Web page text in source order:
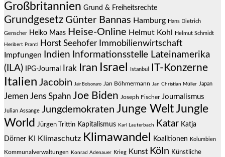
Großbritannien Grund & Freiheitsrechte
Grundgesetz Günter Bannas Hamburg Hans Dietrich
Genscher Heiko Maas Heise-Online Helmut Kohl Helmut Schmidt
Heribert Prantl Horst Seehofer Immobilienwirtschaft
Impfungen Indien Informationsstelle Lateinamerika
(ILA)
IPG-Journal Irak Iran Israel Istanbul IT-Konzerne
Italien Jacobin Jair Bolsonaro Jan Böhmermann Jan Christian Müller Japan
Jemen Jens Spahn Joe Biden Joseph Fischer Journalismus
Julian Assange Jungdemokraten Junge WeltJungle
World Jürgen Trittin Kapitalismus Karl Lauterbach Katar Katja
Dörner KI Klimaschutz Klimawandel Koalitionen Kolumbien
Kommunalverwaltungen Konrad Adenauer Krieg Kunst Köln Künstliche